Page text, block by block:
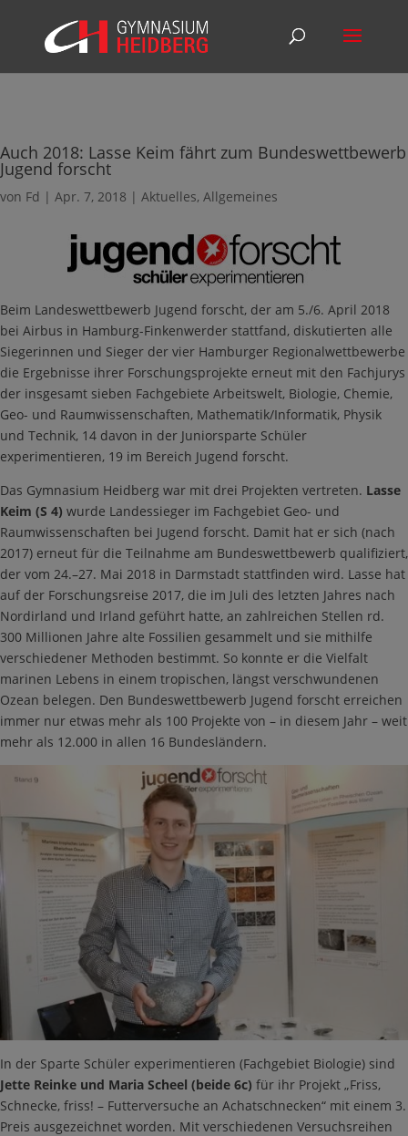
Auch 2018: Lasse Keim fährt zum Bundeswettbewerb
Jugend forscht
von Fd | Apr. 7, 2018 | Aktuelles, Allgemeines
Beim Landeswettbewerb Jugend forscht, der am 5./6. April 2018
bei Airbus in Hamburg-Finkenwerder stattfand, diskutierten alle
Siegerinnen und Sieger der vier Hamburger Regionalwettbewerbe
die Ergebnisse ihrer Forschungsprojekte erneut mit den Fachjurys
der insgesamt sieben Fachgebiete Arbeitswelt, Biologie, Chemie,
Geo- und Raumwissenschaften, Mathematik/Informatik, Physik
und Technik, 14 davon in der Juniorsparte Schüler
experimentieren, 19 im Bereich Jugend forscht.
Das Gymnasium Heidberg war mit drei Projekten vertreten. Lasse
Keim (S 4) wurde Landessieger im Fachgebiet Geo- und
Raumwissenschaften bei Jugend forscht. Damit hat er sich (nach
2017) erneut für die Teilnahme am Bundeswettbewerb qualifiziert,
der vom 24.–27. Mai 2018 in Darmstadt stattfinden wird. Lasse hat
auf der Forschungsreise 2017, die im Juli des letzten Jahres nach
Nordirland und Irland geführt hatte, an zahlreichen Stellen rd.
300 Millionen Jahre alte Fossilien gesammelt und sie mithilfe
verschiedener Methoden bestimmt. So konnte er die Vielfalt
marinen Lebens in einem tropischen, längst verschwundenen
Ozean belegen. Den Bundeswettbewerb Jugend forscht erreichen
immer nur etwas mehr als 100 Projekte von – in diesem Jahr – weit
mehr als 12.000 in allen 16 Bundesländern.
In der Sparte Schüler experimentieren (Fachgebiet Biologie) sind
Jette Reinke und Maria Scheel (beide 6c) für ihr Projekt „Friss,
Schnecke, friss! – Futterversuche an Achatschnecken“ mit einem 3.
Preis ausgezeichnet worden. Mit verschiedenen Versuchsreihen